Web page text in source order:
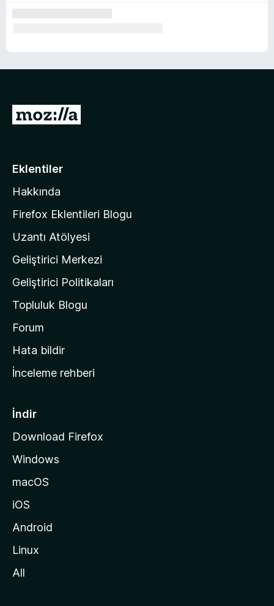
i
M
i
l
a
n
ı
n
n
a
s
y
a
ı
n
i
d
Eklentiler
Hakkında
Firefox Eklentileri Blogu
Uzantı Atölyesi
Geliştirici Merkezi
Geliştirici Politikaları
Topluluk Blogu
Forum
Hata bildir
İnceleme rehberi
İndir
Download Firefox
Windows
macOS
iOS
Android
Linux
All